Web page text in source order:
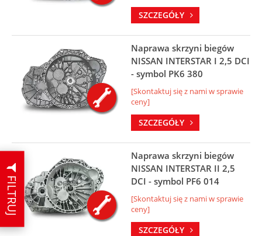
FILTRUJ
SZCZEGÓŁY
Naprawa skrzyni biegów
NISSAN INTERSTAR I 2,5 DCI
- symbol PK6 380
[Skontaktuj się z nami w sprawie
ceny]
SZCZEGÓŁY
Naprawa skrzyni biegów
NISSAN INTERSTAR II 2,5
DCI - symbol PF6 014
[Skontaktuj się z nami w sprawie
ceny]
SZCZEGÓŁY